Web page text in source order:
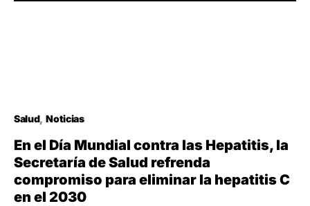
Salud Noticias
En el Día Mundial contra las Hepatitis, la
Secretaría de Salud refrenda
compromiso para eliminar la hepatitis C
en el 2030